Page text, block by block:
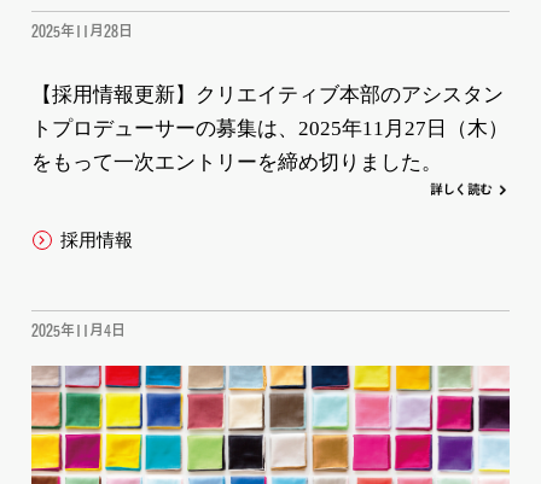
2025年11月28日
【採用情報更新】クリエイティブ本部のアシスタン
トプロデューサーの募集は、2025年11月27日（木）
をもって一次エントリーを締め切りました。
詳し く 読む
採用情報
2025年11月4日